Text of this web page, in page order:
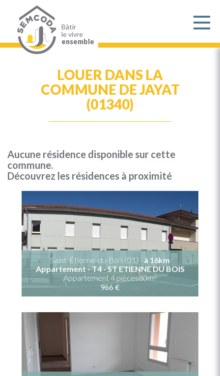
contenu
principal
Bâtir
le vivre
ensemble
LOUER DANS LA
COMMUNE DE JAYAT
(01340)
Aucune résidence disponible sur cette
commune.
Découvrez les résidences à proximité
Saint-Étienne-du-Bois (01) - à 16km
Appartement - T4 - ST ETIENNE DU BOIS
Appartement 4 pièces80m2
966 €